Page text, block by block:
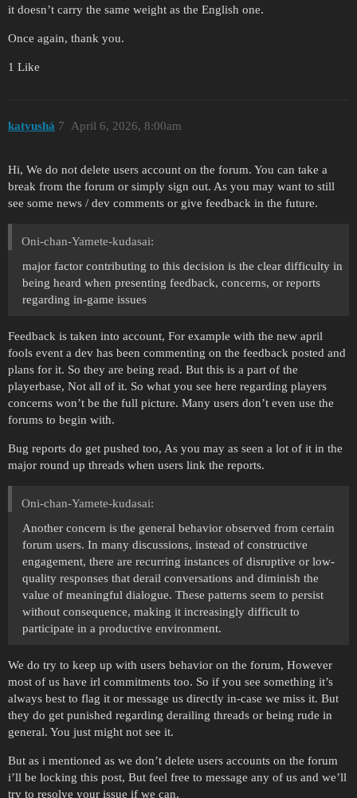
it doesn’t carry the same weight as the English one.
Once again, thank you.
1 Like
katyushá April 6, 2026, 8:00am
7
Hi, We do not delete users account on the forum. You can take a
break from the forum or simply sign out. As you may want to still
see some news / dev comments or give feedback in the future.
Oni-chan-Yamete-kudasai:
major factor contributing to this decision is the clear difficulty in
being heard when presenting feedback, concerns, or reports
regarding in-game issues
Feedback is taken into account, For example with the new april
fools event a dev has been commenting on the feedback posted and
plans for it. So they are being read. But this is a part of the
playerbase, Not all of it. So what you see here regarding players
concerns won’t be the full picture. Many users don’t even use the
forums to begin with.
Bug reports do get pushed too, As you may as seen a lot of it in the
major round up threads when users link the reports.
Oni-chan-Yamete-kudasai:
Another concern is the general behavior observed from certain
forum users. In many discussions, instead of constructive
engagement, there are recurring instances of disruptive or low-
quality responses that derail conversations and diminish the
value of meaningful dialogue. These patterns seem to persist
without consequence, making it increasingly difficult to
participate in a productive environment.
We do try to keep up with users behavior on the forum, However
most of us have irl commitments too. So if you see something it’s
always best to flag it or message us directly in-case we miss it. But
they do get punished regarding derailing threads or being rude in
general. You just might not see it.
But as i mentioned as we don’t delete users accounts on the forum
i’ll be locking this post, But feel free to message any of us and we’ll
try to resolve your issue if we can.